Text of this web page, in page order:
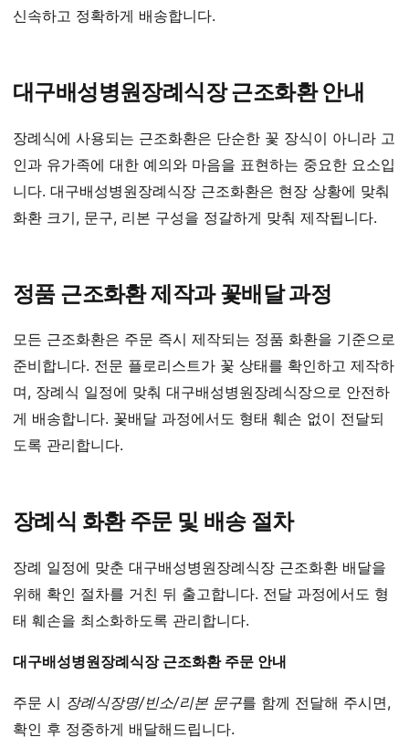
신속하고 정확하게 배송합니다.
대구배성병원장례식장 근조화환 안내
장례식에 사용되는 근조화환은 단순한 꽃 장식이 아니라 고
인과 유가족에 대한 예의와 마음을 표현하는 중요한 요소입
니다. 대구배성병원장례식장 근조화환은 현장 상황에 맞춰
화환 크기, 문구, 리본 구성을 정갈하게 맞춰 제작됩니다.
정품 근조화환 제작과 꽃배달 과정
모든 근조화환은 주문 즉시 제작되는 정품 화환을 기준으로
준비합니다. 전문 플로리스트가 꽃 상태를 확인하고 제작하
며, 장례식 일정에 맞춰 대구배성병원장례식장으로 안전하
게 배송합니다. 꽃배달 과정에서도 형태 훼손 없이 전달되
도록 관리합니다.
장례식 화환 주문 및 배송 절차
장례 일정에 맞춘 대구배성병원장례식장 근조화환 배달을
위해 확인 절차를 거친 뒤 출고합니다. 전달 과정에서도 형
태 훼손을 최소화하도록 관리합니다.
대구배성병원장례식장 근조화환 주문 안내
주문 시 장례식장명/빈소/리본 문구를 함께 전달해 주시면,
확인 후 정중하게 배달해드립니다.